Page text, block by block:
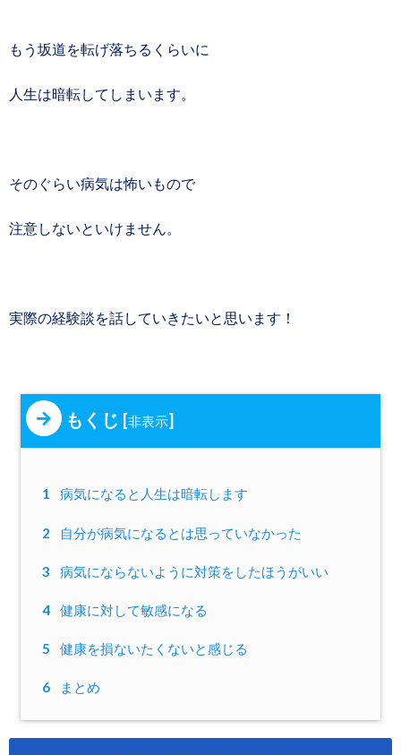
もう坂道を転げ落ちるくらいに
人生は暗転してしまいます。
そのぐらい病気は怖いもので
注意しないといけません。
実際の経験談を話していきたいと思います！
もくじ [非表示]
1 病気になると人生は暗転します
2 自分が病気になるとは思っていなかった
3 病気にならないように対策をしたほうがいい
4 健康に対して敏感になる
5 健康を損ないたくないと感じる
6 まとめ